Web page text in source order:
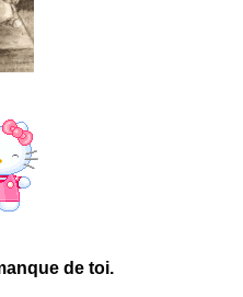
de toi.